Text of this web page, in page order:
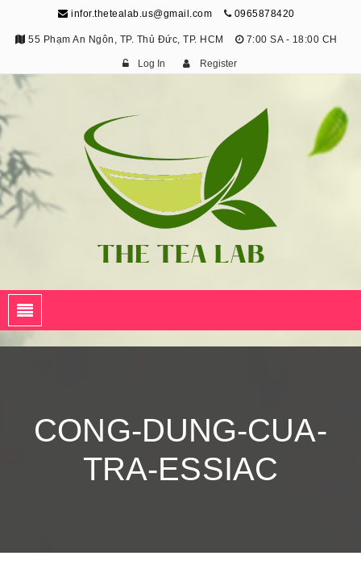
infor.thetealab.us@gmail.com 0965878420
55 Phạm An Ngôn, TP. Thủ Đức, TP. HCM 7:00 SA - 18:00 CH
Log In Register
CONG-DUNG-CUA-
TRA-ESSIAC